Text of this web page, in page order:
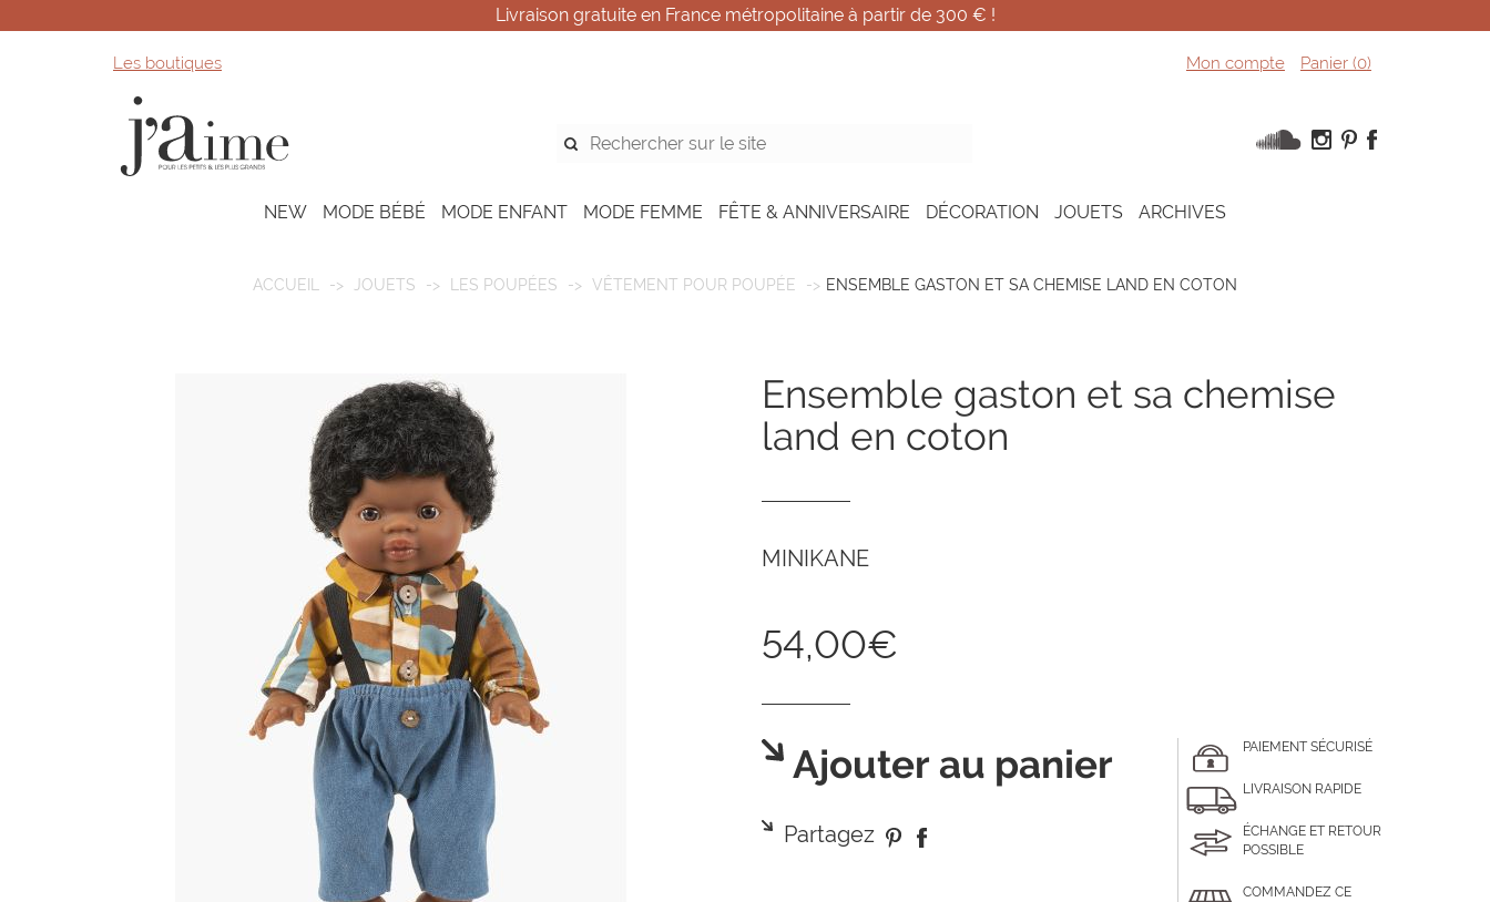
Livraison gratuite en France métropolitaine à partir de 300 € !
Les boutiques Mon compte Panier (0)
NEW MODE BÉBÉ MODE ENFANT MODE FEMME FÊTE & ANNIVERSAIRE DÉCORATION JOUETS ARCHIVES
ACCUEIL JOUETS LES POUPÉES VÊTEMENT POUR POUPÉE ENSEMBLE GASTON ET SA CHEMISE LAND EN COTON
ensemble gaston et sa chemise
land en coton
MINIKANE
54,00€
Ajouter au panier
Partagez
PAIEMENT SÉCURISÉ
LIVRAISON RAPIDE
ÉCHANGE ET RETOUR
POSSIBLE
COMMANDEZ CE